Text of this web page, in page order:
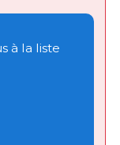
à la liste